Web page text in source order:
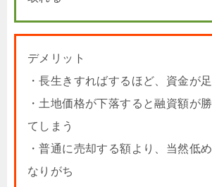
デメリット
・長生きすればするほど、資金が
・土地価格が下落すると融資額が
てしまう
・普通に売却する額より、当然低
なりがち